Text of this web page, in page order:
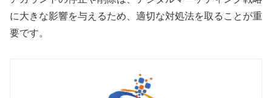
に大きな影響を与えるため、適切な対処法を取ることが重
要です。